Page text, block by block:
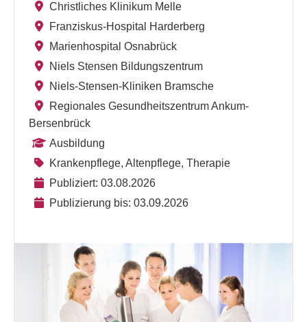
Christliches Klinikum Melle
Franziskus-Hospital Harderberg
Marienhospital Osnabrück
Niels Stensen Bildungszentrum
Niels-Stensen-Kliniken Bramsche
Regionales Gesundheitszentrum Ankum-
Bersenbrück
Ausbildung
Krankenpflege, Altenpflege, Therapie
Publiziert: 03.08.2026
Publizierung bis: 03.09.2026